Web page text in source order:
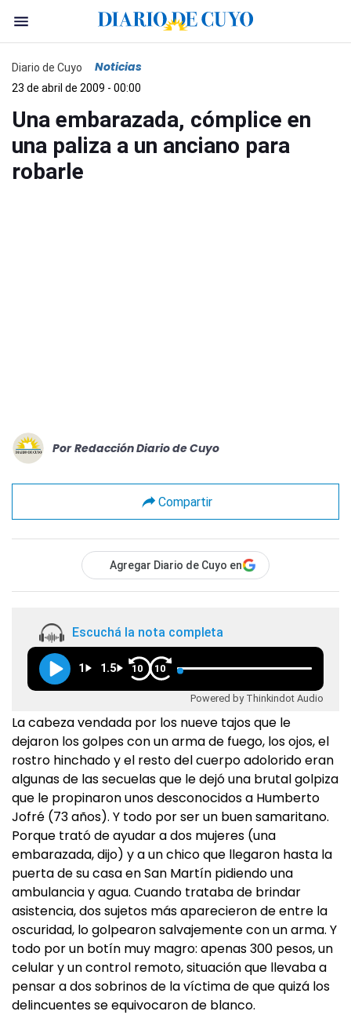
Diario de Cuyo Noticias
23 de abril de 2009 - 00:00
Una embarazada, cómplice en
una paliza a un anciano para
robarle
Por Redacción Diario de Cuyo
Compartir
Agregar Diario de Cuyo en
Escuchá la nota completa
1 1.5 10 10
Powered by Thinkindot Audio
La cabeza vendada por los nueve tajos que le
dejaron los golpes con un arma de fuego, los ojos, el
rostro hinchado y el resto del cuerpo adolorido eran
algunas de las secuelas que le dejó una brutal golpiza
que le propinaron unos desconocidos a Humberto
Jofré (73 años). Y todo por ser un buen samaritano.
Porque trató de ayudar a dos mujeres (una
embarazada, dijo) y a un chico que llegaron hasta la
puerta de su casa en San Martín pidiendo una
ambulancia y agua. Cuando trataba de brindar
asistencia, dos sujetos más aparecieron de entre la
oscuridad, lo golpearon salvajemente con un arma. Y
todo por un botín muy magro: apenas 300 pesos, un
celular y un control remoto, situación que llevaba a
pensar a dos sobrinos de la víctima de que quizá los
delincuentes se equivocaron de blanco.